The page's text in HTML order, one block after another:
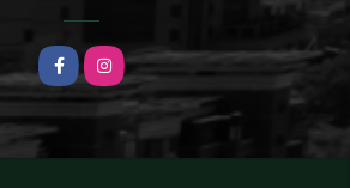
FacebookInstagram